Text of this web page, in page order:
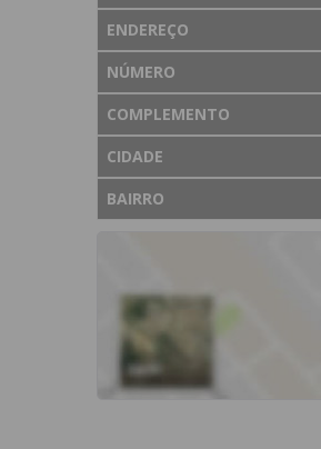
ENDEREÇO
NÚMERO
COMPLEMENTO
CIDADE
BAIRRO